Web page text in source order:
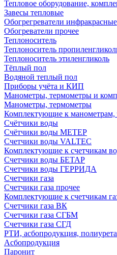
Тепловое оборудование,
Завесы тепловые
Обогрегреватели инфракрасные
Обогреватели прочее
Теплоноситель
Теплоноситель
Теплоноситель этиленгликоль
Тёплый пол
Водяной теплый пол
Приборы учёта и КИП
Манометры, термометры и
Манометры, термометры
Комплектующие к манометрам,
Счётчики воды
Счётчики воды МЕТЕР
Счетчики воды VALTEC
Комплектующие к счетчикам
Счетчики воды БЕТАР
Счетчики воды ГЕРРИДА
Счетчики газа
Счетчики газа прочее
Комплектующие к счетчикам
Счетчики газа ВК
Счетчики газа СГБМ
Счетчики газа СГД
РТИ, асбопродукция,
Асбопродукция
Паронит